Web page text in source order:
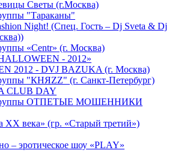
Светы (г.Москва)
"Тараканы"
Night! (Спец. Гость – Dj Sveta & Dj
«Centr» (г. Москва)
- 2012»
2012 - DVJ BAZUKA (г. Москва)
"КНЯZZ" (г. Санкт-Петербург)
CLUB DAY
ОТПЕТЫЕ МОШЕННИКИ
ХХ века» (гр. «Старый третий»)
– эротическое шоу «PLAY»